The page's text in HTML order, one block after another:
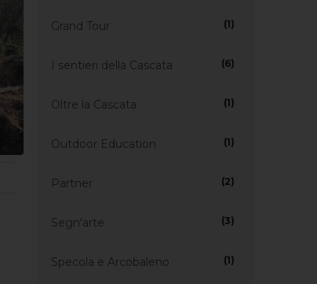
Grand Tour (1)
I sentieri della Cascata (6)
Oltre la Cascata (1)
Outdoor Education (1)
Partner (2)
Segn'arte (3)
Specola e Arcobaleno (1)